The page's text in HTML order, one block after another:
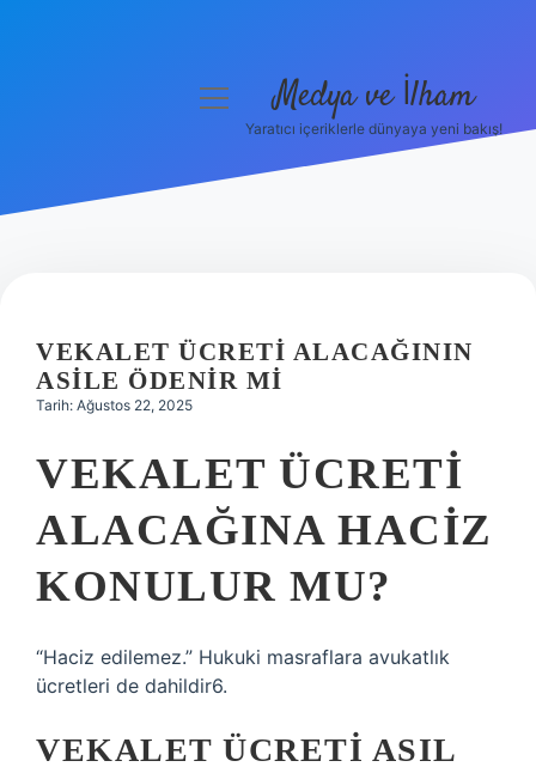
Hakkımızda
menüyüMedya ve İlham
Yaratıcı içeriklerle dünyaya yeni bakış!
VEKALET ÜCRETI ALACAĞININ
ASILE ÖDENIR MI
Tarih: Ağustos 22, 2025
VEKALET ÜCRETI
ALACAĞINA HACIZ
KONULUR MU?
“Haciz edilemez.” Hukuki masraflara avukatlık
ücretleri de dahildir6.
VEKALET ÜCRETI ASIL